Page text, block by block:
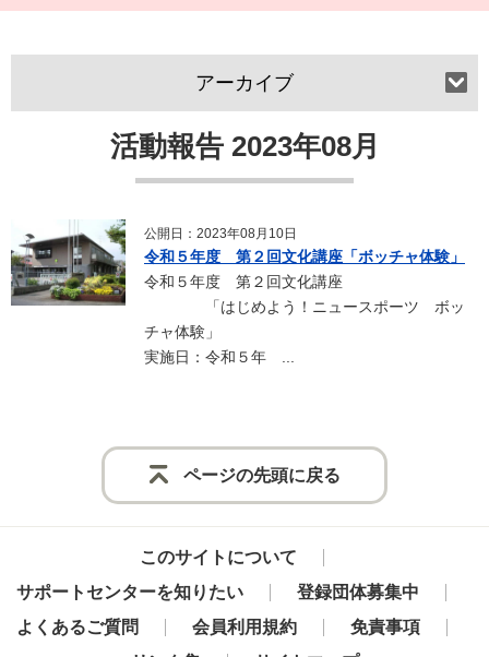
活動報告 2023年08月
公開日：2023年08月10日
令和５年度 第２回文化講座「ボッチャ体験」
令和５年度 第２回文化講座
「はじめよう！ニュースポーツ ボッ
チャ体験」
実施日：令和５年 ...
アーカイブ
ページの先頭に戻る
このサイトについて
サポートセンターを知りたい
登録団体募集中
よくあるご質問
会員利用規約
免責事項